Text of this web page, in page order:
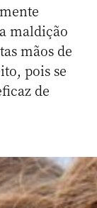
maldição
mãos de
pois se
de